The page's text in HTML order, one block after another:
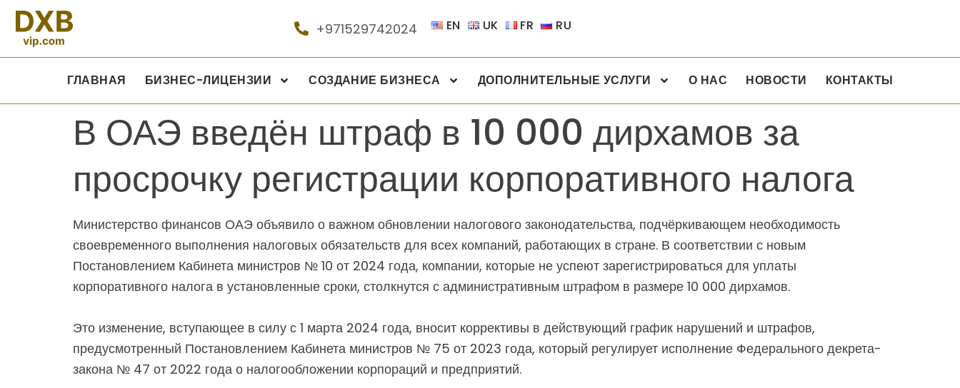
+971529742024 EN UK FR RU
ГЛАВНАЯ БИЗНЕС-ЛИЦЕНЗИИ СОЗДАНИЕ БИЗНЕСА ДОПОЛНИТЕЛЬНЫЕ УСЛУГИ О НАС НОВОСТИ КОНТАКТЫ
В ОАЭ введён штраф в 10 000 дирхамов за
просрочку регистрации корпоративного налога
Министерство финансов ОАЭ объявило о важном обновлении налогового законодательства, подчёркивающем необходимость
своевременного выполнения налоговых обязательств для всех компаний, работающих в стране. В соответствии с новым
Постановлением Кабинета министров № 10 от 2024 года, компании, которые не успеют зарегистрироваться для уплаты
корпоративного налога в установленные сроки, столкнутся с административным штрафом в размере 10 000 дирхамов.
Это изменение, вступающее в силу с 1 марта 2024 года, вносит коррективы в действующий график нарушений и штрафов,
предусмотренный Постановлением Кабинета министров № 75 от 2023 года, который регулирует исполнение Федерального декрета-
закона № 47 от 2022 года о налогообложении корпораций и предприятий.